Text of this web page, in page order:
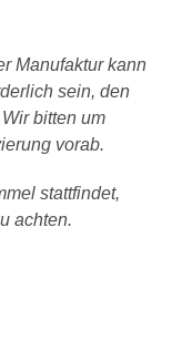
Manufaktur kann
sein, den
bitten um
vorab.
stattfindet,
achten.